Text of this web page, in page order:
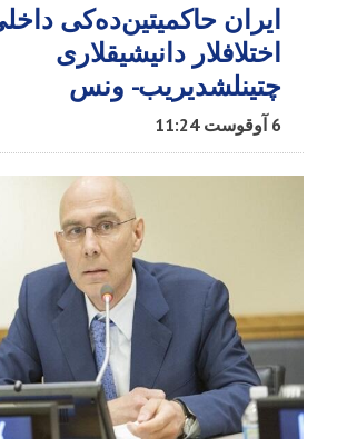
ایران حاکمیتین‌ده‌کی
اختلافلار دانیشیقلاری
چتینلشدیریب- ونس
6 آوقوست 11:24